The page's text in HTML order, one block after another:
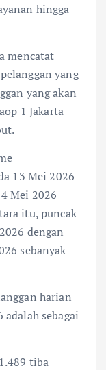
hingga
mencatat
yang
yang akan
1 Jakarta
13 Mei 2026
Mei 2026
itu, puncak
dengan
sebanyak
harian
sebagai
tiba